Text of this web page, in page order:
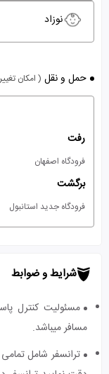
نوزاد
حمل و نقل ( امکان
رفت
فرودگاه اصفهان
برگشت
فرودگاه جدید استانبول
شرایط و ضوابط
مسئولیت کنترل
مسافر میباشد.
ترانسفر شامل